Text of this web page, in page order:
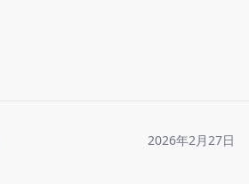
2026年2月27日